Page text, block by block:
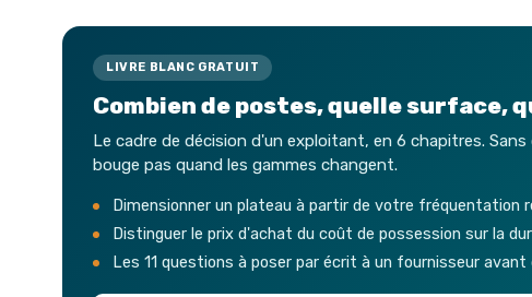
LIVRE BLANC GRATUIT
Combien de postes, quelle surface,
Le cadre de décision d'un exploitant, en 6 chapitres.
bouge pas quand les gammes changent.
Dimensionner un plateau à partir de votre fréquentation
Distinguer le prix d'achat du coût de possession sur la
Les 11 questions à poser par écrit à un fournisseur avant